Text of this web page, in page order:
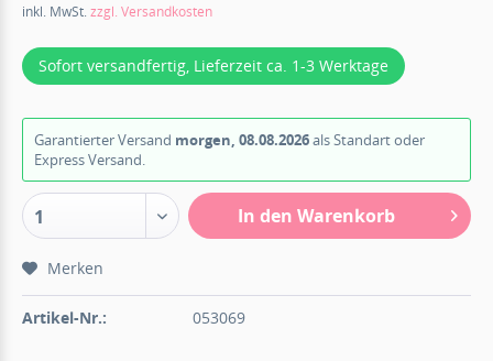
inkl. MwSt.zzgl. Versandkosten
Sofort versandfertig, Lieferzeit ca. 1-3 Werktage
Garantierter Versand morgen, 08.08.2026als Standart oder
Express Versand.
1 In den Warenkorb
Merken
Artikel-Nr.: 053069